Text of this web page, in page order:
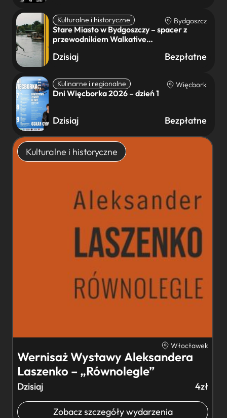
Kulturalne i historyczne Bydgoszcz
Stare Miasto w Bydgoszczy – spacer z
przewodnikiem Walkative…
Dzisiaj Bezpłatne
Kulinarne i regionalne Więcbork
Dni Więcborka 2026 – dzień 1
Dzisiaj Bezpłatne
Kulturalne i historyczne
Włocławek
Wernisaż Wystawy Aleksandera
Laszenko – „Równolegle”
Dzisiaj 4zł
Zobacz szczegóły wydarzenia